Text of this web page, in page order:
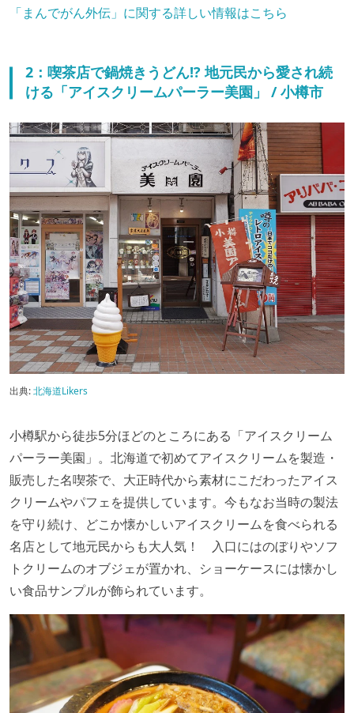
「まんでがん外伝」に関する詳しい情報はこちら
2：喫茶店で鍋焼きうどん!? 地元民から愛され続
ける「アイスクリームパーラー美園」 / 小樽市
出典:北海道Likers
小樽駅から徒歩5分ほどのところにある「アイスクリーム
パーラー美園」。北海道で初めてアイスクリームを製造・
販売した名喫茶で、大正時代から素材にこだわったアイス
クリームやパフェを提供しています。今もなお当時の製法
を守り続け、どこか懐かしいアイスクリームを食べられる
名店として地元民からも大人気！ 入口にはのぼりやソフ
トクリームのオブジェが置かれ、ショーケースには懐かし
い食品サンプルが飾られています。